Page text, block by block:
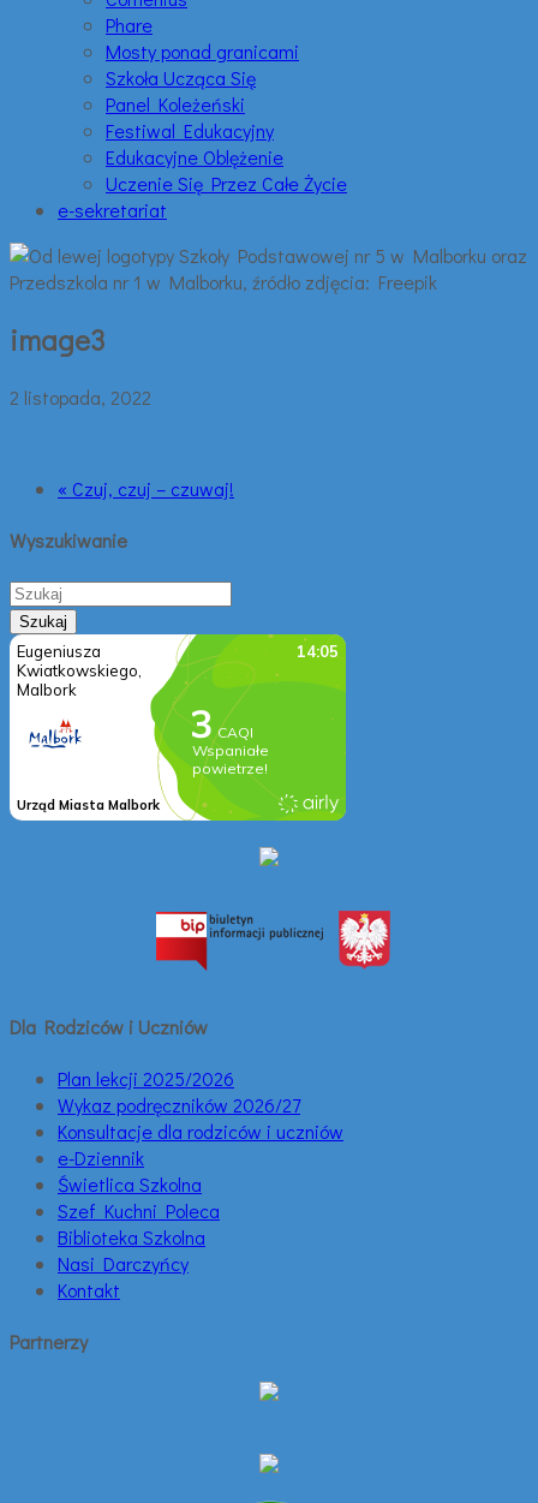
Phare
Mosty ponad granicami
Szkoła Ucząca Się
Panel Koleżeński
Festiwal Edukacyjny
Edukacyjne Oblężenie
Uczenie Się Przez Całe Życie
e-sekretariat
image3
2 listopada, 2022
« Czuj, czuj – czuwaj!
Wyszukiwanie
Dla Rodziców i Uczniów
Plan lekcji 2025/2026
Wykaz podręczników 2026/27
Konsultacje dla rodziców i uczniów
e-Dziennik
Świetlica Szkolna
Szef Kuchni Poleca
Biblioteka Szkolna
Nasi Darczyńcy
Kontakt
Partnerzy